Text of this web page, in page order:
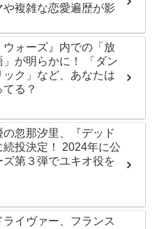
や複雑な恋愛遍歴が影
ウォーズ』内での「放
」が明らかに！ 「ダン
ック」など、あなたは
る？
の忽那汐里、『デッド
続投決定！ 2024年に公
ズ第３弾でユキオ役を
ライヴァー、フランス